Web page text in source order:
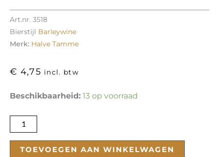
Art.nr. 3518
Bierstijl Barleywine
Merk: Halve Tamme
€ 4,75 incl. btw
Beschikbaarheid: 13 op voorraad
Vinea
TOEVOEGEN AAN WINKELWAGEN